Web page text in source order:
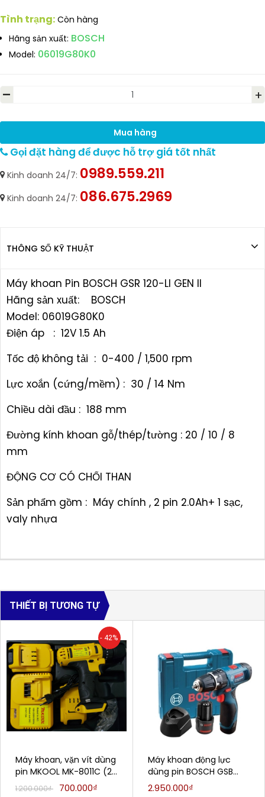
Tình trạng: Còn hàng
Hãng sản xuất: BOSCH
Model: 06019G80K0
- +
Mua hàng
Gọi đặt hàng để được hỗ trợ giá tốt nhất
Kinh doanh 24/7: 0989.559.211
Kinh doanh 24/7: 086.675.2969
THÔNG SỐ KỸ THUẬT
Máy khoan Pin BOSCH GSR 120-LI GEN II
Hãng sản xuất: BOSCH
Model: 06019G80K0
Điện áp : 12V 1.5 Ah
Tốc độ không tải : 0-400 / 1,500 rpm
Lực xoắn (cứng/mềm) : 30 / 14 Nm
Chiều dài đầu : 188 mm
Đường kính khoan gỗ/thép/tường : 20 / 10 / 8
mm
ĐỘNG CƠ CÓ CHỔI THAN
Sản phẩm gồm : Máy chính , 2 pin 2.0Ah+ 1 sạc,
valy nhựa
THIẾT BỊ TƯƠNG TỰ
- 42%
Máy khoan, vặn vít dùng
pin MKOOL MK-8011C (2
pin 21V, có búa,đập)
1.200.000₫ 700.000₫
Máy khoan động lực
dùng pin BOSCH GSB
120-Li (12V)
2.950.000₫